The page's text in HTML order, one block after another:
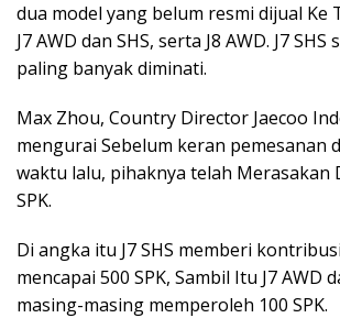
dua model yang belum resmi dijual Ke
J7 AWD dan SHS, serta J8 AWD. J7
paling banyak diminati.
Max Zhou, Country Director Jaecoo
mengurai Sebelum keran pemesanan
waktu lalu, pihaknya telah Merasakan
SPK.
Di angka itu J7 SHS memberi
mencapai 500 SPK, Sambil Itu J7 AWD
masing-masing memperoleh 100 SPK.